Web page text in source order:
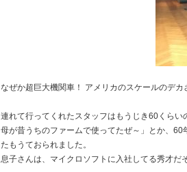
なぜか超巨大機関車！ アメリカのスケールのデカ
連れて行ってくれたスタッフはもうじき60くら
母が昔うちのファームで使ってたぜ～」とか、
たもうておられました。
息子さんは、マイクロソフトに入社してる秀才だ